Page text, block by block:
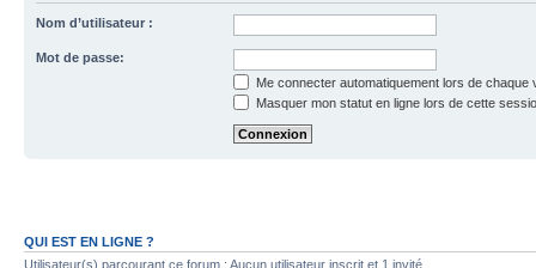
Nom d’utilisateur :
Mot de passe:
Me connecter automatiquement lors de chaque
Masquer mon statut en ligne lors de cette
QUI EST EN LIGNE ?
Utilisateur(s) parcourant ce forum : Aucun utilisateur inscrit et 1 invité